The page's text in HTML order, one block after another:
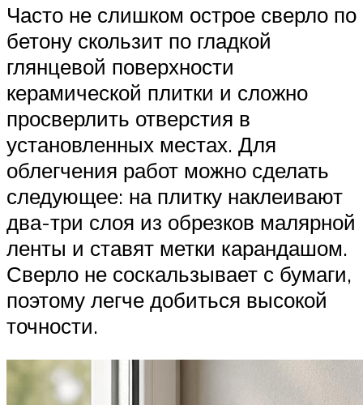
Часто не слишком острое сверло по
бетону скользит по гладкой
глянцевой поверхности
керамической плитки и сложно
просверлить отверстия в
установленных местах. Для
облегчения работ можно сделать
следующее: на плитку наклеивают
два-три слоя из обрезков малярной
ленты и ставят метки карандашом.
Сверло не соскальзывает с бумаги,
поэтому легче добиться высокой
точности.